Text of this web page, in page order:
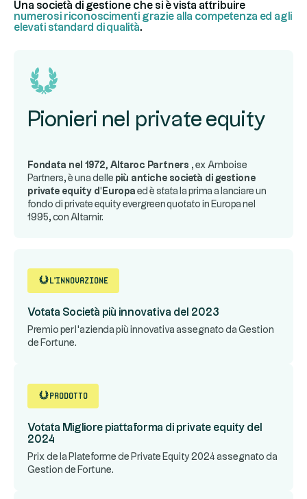
Una società di gestione che si è vista attribuire
numerosi riconoscimenti grazie alla competenza ed agli
elevati standard di qualità.
Pionieri nel private equity
Fondata nel 1972, Altaroc Partners , ex Amboise
Partners, è una delle più antiche società di gestione
private equity d'Europa ed è stata la prima a lanciare un
fondo di private equity evergreen quotato in Europa nel
1995, con Altamir.
L'innovazione
Votata Società più innovativa del 2023
Premio per l'azienda più innovativa assegnato da Gestion
de Fortune.
Prodotto
Votata Migliore piattaforma di private equity del
2024
Prix de la Plateforme de Private Equity 2024 assegnato da
Gestion de Fortune.